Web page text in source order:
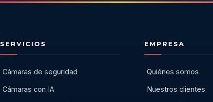
SERVICIOS
Cámaras de seguridad
Cámaras con IA
EMPRESA
Quiénes somos
Nuestros clientes